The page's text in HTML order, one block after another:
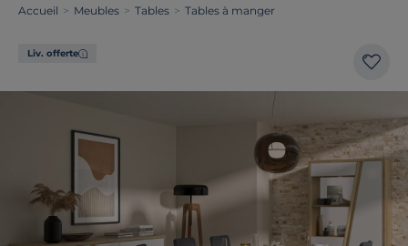
Accueil > Meubles > Tables > Tables à manger
Liv. offerte